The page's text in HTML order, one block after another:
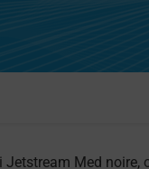
Jetstream Med noire,